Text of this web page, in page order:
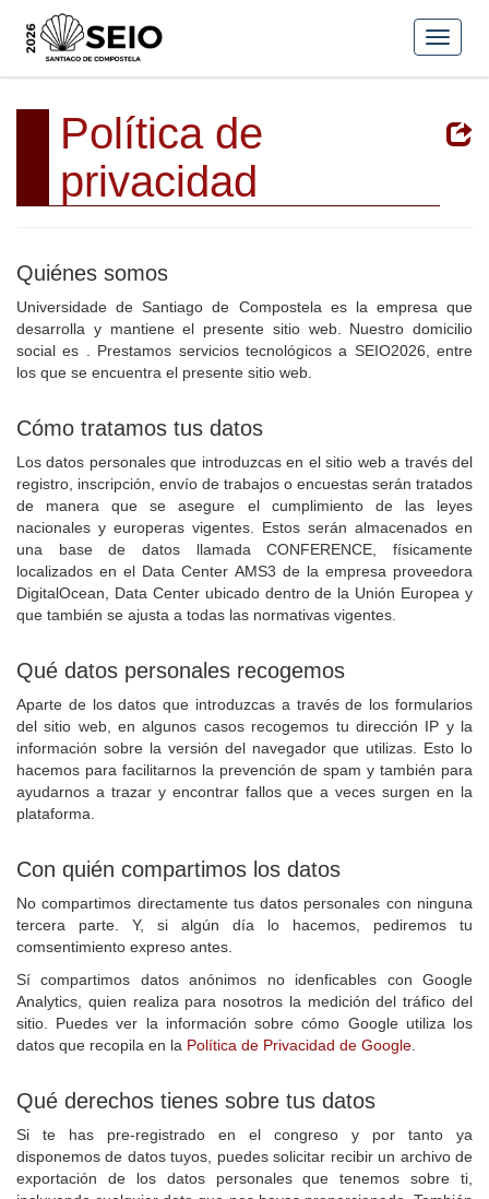
Política de
privacidad
Quiénes somos
Universidade de Santiago de Compostela es la empresa que
desarrolla y mantiene el presente sitio web. Nuestro domicilio
social es . Prestamos servicios tecnológicos a SEIO2026, entre
los que se encuentra el presente sitio web.
Cómo tratamos tus datos
Los datos personales que introduzcas en el sitio web a través del
registro, inscripción, envío de trabajos o encuestas serán tratados
de manera que se asegure el cumplimiento de las leyes
nacionales y europeras vigentes. Estos serán almacenados en
una base de datos llamada CONFERENCE, físicamente
localizados en el Data Center AMS3 de la empresa proveedora
DigitalOcean, Data Center ubicado dentro de la Unión Europea y
que también se ajusta a todas las normativas vigentes.
Qué datos personales recogemos
Aparte de los datos que introduzcas a través de los formularios
del sitio web, en algunos casos recogemos tu dirección IP y la
información sobre la versión del navegador que utilizas. Esto lo
hacemos para facilitarnos la prevención de spam y también para
ayudarnos a trazar y encontrar fallos que a veces surgen en la
plataforma.
Con quién compartimos los datos
No compartimos directamente tus datos personales con ninguna
tercera parte. Y, si algún día lo hacemos, pediremos tu
comsentimiento expreso antes.
Sí compartimos datos anónimos no idenficables con Google
Analytics, quien realiza para nosotros la medición del tráfico del
sitio. Puedes ver la información sobre cómo Google utiliza los
datos que recopila en la Política de Privacidad de Google
Qué derechos tienes sobre tus datos
Si te has pre-registrado en el congreso y por tanto ya
disponemos de datos tuyos, puedes solicitar recibir un archivo de
exportación de los datos personales que tenemos sobre ti,